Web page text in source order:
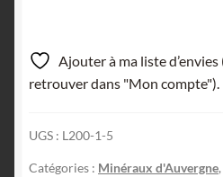
Ajouter à ma liste
retrouver dans "Mon compte").
UGS : L200-1-5
Catégories : Minéraux d'Auvergne,